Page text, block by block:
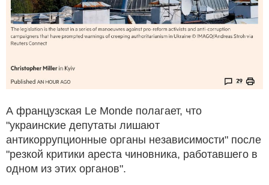
А французская Le Monde полагает, что
"украинские депутаты лишают
антикоррупционные органы независимости" после
"резкой критики ареста чиновника, работавшего в
одном из этих органов".